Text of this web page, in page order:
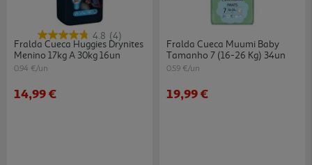
4.8 (4)
Fralda Cueca Huggies Drynites
Menino 17kg A 30kg 16un
0.94 €/un
14,99 €
Fralda Cueca Muumi Baby
Tamanho 7 (16-26 Kg) 34un
0.59 €/un
19,99 €